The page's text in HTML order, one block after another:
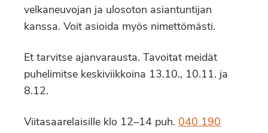
velkaneuvojan ja ulosoton asiantuntijan
kanssa. Voit asioida myös nimettömästi.
Et tarvitse ajanvarausta. Tavoitat meidät
puhelimitse keskiviikkoina 13.10., 10.11. ja
8.12.
Viitasaarelaisille klo 12–14 puh. 040 190